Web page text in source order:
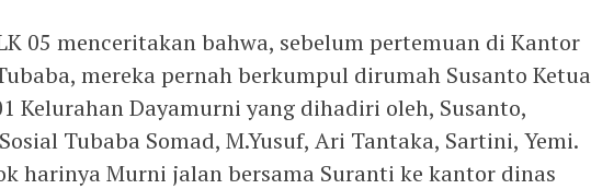
05 menceritakan bahwa, sebelum pertemuan di Kantor
mereka pernah berkumpul dirumah Susanto Ketua
Kelurahan Dayamurni yang dihadiri oleh, Susanto,
Tubaba Somad, M.Yusuf, Ari Tantaka, Sartini, Yemi.
harinya Murni jalan bersama Suranti ke kantor dinas